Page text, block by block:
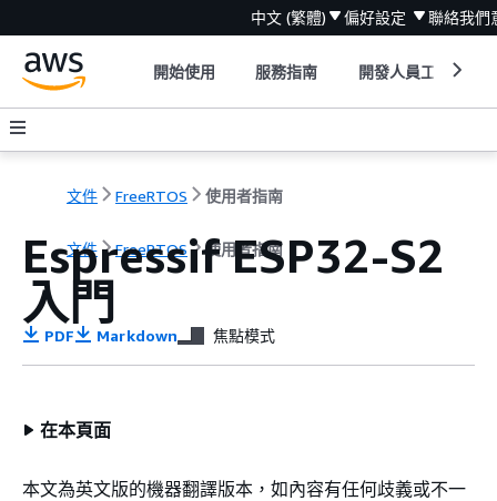
中文 (繁體) 偏好設定 聯絡我們
開始使用 服務指南 開發人員工具
文件 FreeRTOS 使用者指南
文件 FreeRTOS 使用者指南
Espressif ESP32-S2
入門
PDF Markdown 焦點模式
在本頁面
本文為英文版的機器翻譯版本，如內容有任何歧義或不一